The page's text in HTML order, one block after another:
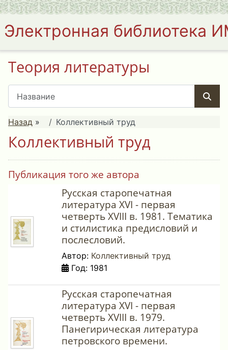
Электронная библиотека
Теория литературы
Назад » Коллективный труд
Коллективный труд
Публикация того же автора
Русская старопечатная
литература XVI - первая
четверть XVIII в. 1981. Тематика
и стилистика предисловий и
послесловий.
Автор: Коллективный труд
Год: 1981
Русская старопечатная
литература XVI - первая
четверть XVIII в. 1979.
Панегирическая литература
петровского времени.